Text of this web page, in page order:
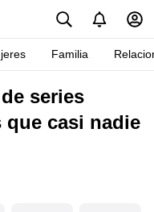
Familia
series
que casi nadie